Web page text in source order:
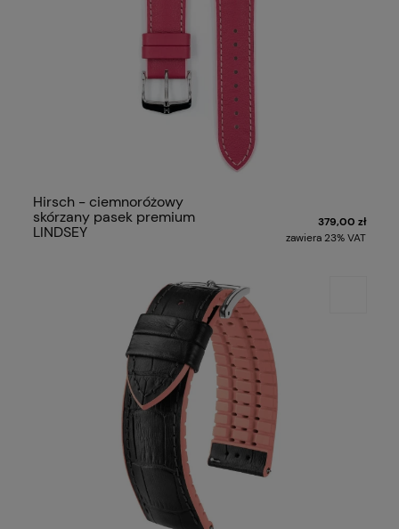
Hirsch - ciemnoróżowy
skórzany pasek premium
LINDSEY
379,00 zł
zawiera 23% VAT